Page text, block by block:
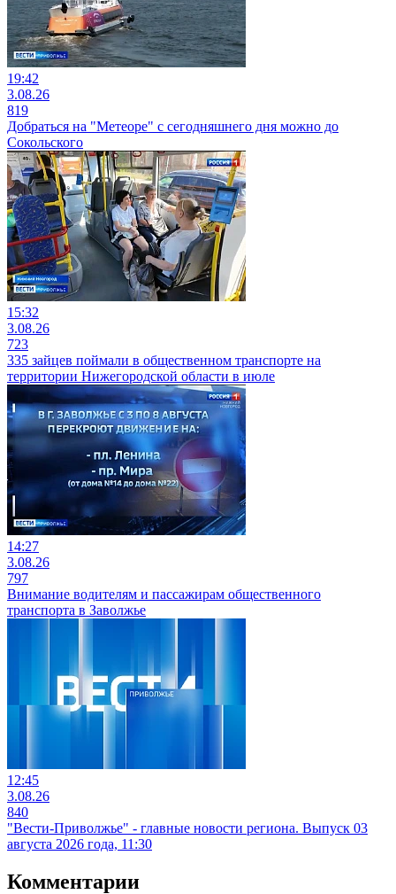
19:42
3.08.26
819
Добраться на "Метеоре" с сегодняшнего дня можно до
Сокольского
15:32
3.08.26
723
335 зайцев поймали в общественном транспорте на
территории Нижегородской области в июле
14:27
3.08.26
797
Внимание водителям и пассажирам общественного
транспорта в Заволжье
12:45
3.08.26
840
"Вести-Приволжье" - главные новости региона. Выпуск 03
августа 2026 года, 11:30
Комментарии